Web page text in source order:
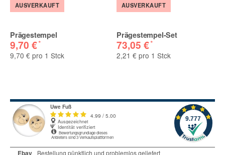
Bitte beachten Sie unsere Datenschutzerklärung
Benachrichtigung anfordern
AUSVERKAUFT
Prägestempel
9,70 €*
9,70 € pro 1 Stck
AUSVERKAUFT
Prägestempel-Set
73,05 €*
2,21 € pro 1 Stck